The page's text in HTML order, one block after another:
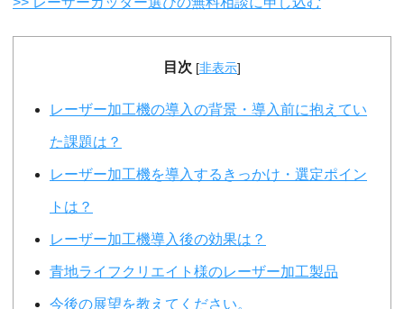
目次 [非表示]
レーザー加工機の導入の背景・導入前に抱えてい
た課題は？
レーザー加工機を導入するきっかけ・選定ポイン
トは？
レーザー加工機導入後の効果は？
青地ライフクリエイト様のレーザー加工製品
今後の展望を教えてください。